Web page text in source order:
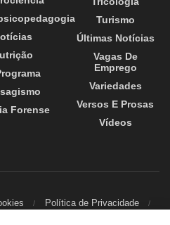
Forense
Turismo
Últimas Notícias
Vagas De
Emprego
Variedades
Versos E Prosas
Vídeos
Política de Privacidade